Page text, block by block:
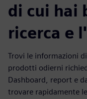
di cui hai
ricerca e
Trovi le informazioni
prodotti odierni
Dashboard, report e
trovare rapidamente